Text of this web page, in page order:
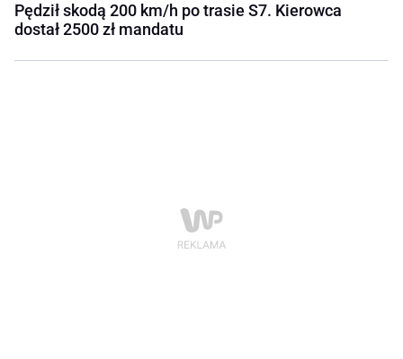
Pędził skodą 200 km/h po trasie S7. Kierowca
dostał 2500 zł mandatu